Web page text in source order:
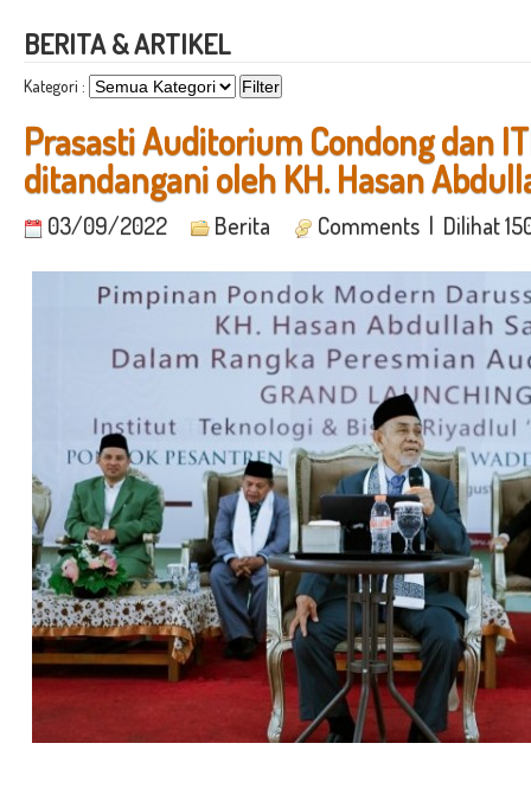
BERITA & ARTIKEL
Kategori :
Prasasti Auditorium Condong dan
ditandangani oleh KH. Hasan
03/09/2022 Berita Comments | Dilihat